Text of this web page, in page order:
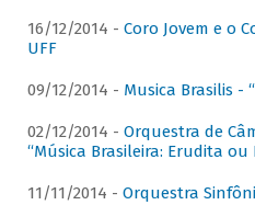
16/12/2014 - Coro Jovem e o
UFF
09/12/2014 - Musica Brasilis -
02/12/2014 - Orquestra de
“Música Brasileira: Erudita ou
11/11/2014 - Orquestra